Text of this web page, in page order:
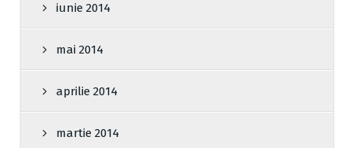
iunie 2014
mai 2014
aprilie 2014
martie 2014